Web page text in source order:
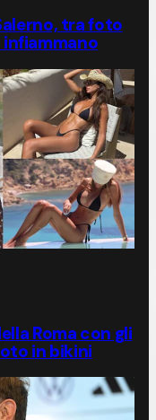
tra foto
infiammano
Roma con gli
in bikini